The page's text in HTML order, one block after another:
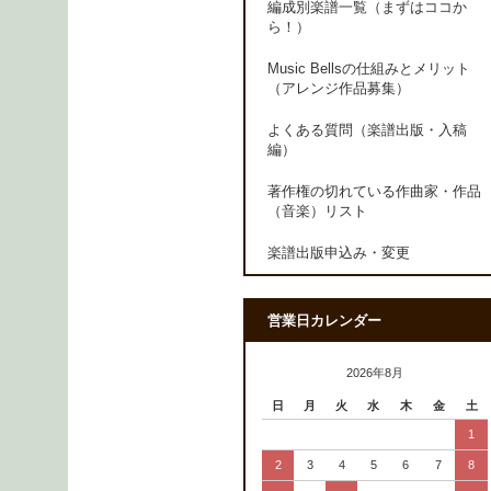
編成別楽譜一覧（まずはココか
ら！）
Music Bellsの仕組みとメリット
（アレンジ作品募集）
よくある質問（楽譜出版・入稿
編）
著作権の切れている作曲家・作品
（音楽）リスト
楽譜出版申込み・変更
営業日カレンダー
2026年8月
日 月 火 水 木 金 土
1
2 3 4 5 6 7 8